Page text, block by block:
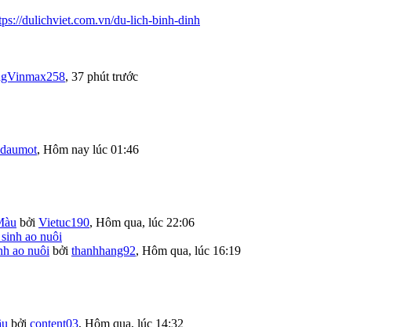
dulichviet.com.vn/du-lich-binh-dinh
, 37 phút trước
, Hôm nay lúc 01:46
bởi Vietuc190, Hôm qua, lúc 22:06
ao nuôi bởi thanhhang92, Hôm qua, lúc 16:19
bởi content03, Hôm qua, lúc 14:32